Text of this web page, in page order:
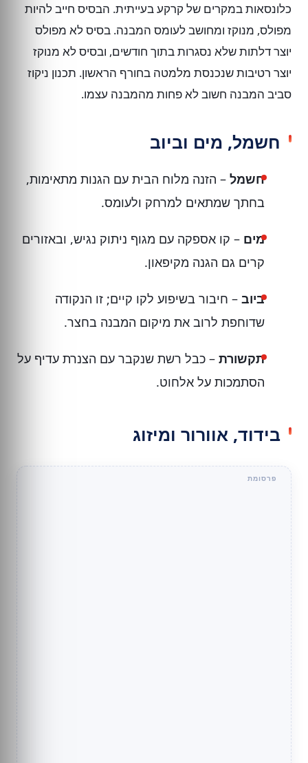
כלונסאות במקרים של קרקע בעייתית. הבסיס חייב להיות
מפולס, מנוקז ומחושב לעומס המבנה. בסיס לא מפולס
יוצר דלתות שלא נסגרות בתוך חודשים, ובסיס לא מנוקז
יוצר רטיבות שנכנסת מלמטה בחורף הראשון. תכנון ניקוז
סביב המבנה חשוב לא פחות מהמבנה עצמו.
חשמל, מים וביוב
חשמל – הזנה מלוח הבית עם הגנות מתאימות,
בחתך שמתאים למרחק ולעומס.
מים – קו אספקה עם מגוף ניתוק נגיש, ובאזורים
קרים גם הגנה מקיפאון.
ביוב – חיבור בשיפוע לקו קיים; זו הנקודה
שדוחפת לרוב את מיקום המבנה בחצר.
תקשורת – כבל רשת שנקבר עם הצנרת עדיף על
הסתמכות על אלחוט.
בידוד, אוורור ומיזוג